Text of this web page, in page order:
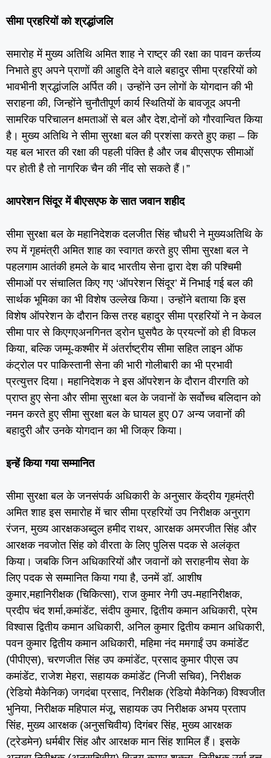
सीमा प्रहरियों को श्रद्धांजलि
समारोह में मुख्य अतिथि अमित शाह ने राष्ट्र की रक्षा का पावन कर्त्तव्य
निभाते हुए अपने प्राणों की आहुति देने वाले बहादुर सीमा प्रहरियों को
भावभीनी श्रद्धांजलि अर्पित की। उन्होंने उन लोगों के योगदान की भी
सराहना की, जिन्होंने चुनौतीपूर्ण कार्य स्थितियों के बावजूद अपनी
सामरिक परिचालन क्षमताओं से बल और देश,दोनों को गौरवान्वित किया
है। मुख्य अतिथि ने सीमा सुरक्षा बल की प्रशंसा करते हुए कहा – कि
यह बल भारत की रक्षा की पहली पंक्ति है और जब बीएसएफ सीमाओं
पर होती है तो नागरिक चैन की नींद सो सकते हैं।”
आपरेशन सिंदूर में बीएसएफ के सात जवान शहीद
सीमा सुरक्षा बल के महानिदेशक दलजीत सिंह चौधरी ने मुख्यअतिथि के
रुप में गृहमंत्री अमित शाह का स्वागत करते हुए सीमा सुरक्षा बल ने
पहलगाम आतंकी हमले के बाद भारतीय सेना द्वारा देश की पश्चिमी
सीमाओं पर संचालित किए गए ‘ऑपरेशन सिंदूर’ में निभाई गई बल की
सार्थक भूमिका का भी विशेष उल्लेख किया। उन्होंने बताया कि इस
विशेष ऑपरेशन के दौरान किस तरह बहादुर सीमा प्रहरियों ने न केवल
सीमा पार से किएगएअनगिनत ड्रोन घुसपैठ के प्रयत्नों को ही विफल
किया, बल्कि जम्मू-कश्मीर में अंतर्राष्ट्रीय सीमा सहित लाइन ऑफ
कंट्रोल पर पाकिस्तानी सेना की भारी गोलीबारी का भी प्रभावी
प्रत्युत्तर दिया। महानिदेशक ने इस ऑपरेशन के दौरान वीरगति को
प्राप्त हुए सेना और सीमा सुरक्षा बल के जवानों के सर्वोच्च बलिदान को
नमन करते हुए सीमा सुरक्षा बल के घायल हुए 07 अन्य जवानों की
बहादुरी और उनके योगदान का भी जिक्र किया।
इन्हें किया गया सम्मानित
सीमा सुरक्षा बल के जनसंपर्क अधिकारी के अनुसार केंद्रीय गृहमंत्री
अमित शाह इस समारोह में चार सीमा प्रहरियों उप निरीक्षक अनुराग
रंजन, मुख्य आरक्षकअब्दुल हमीद राथर, आरक्षक अमरजीत सिंह और
आरक्षक नवजोत सिंह को वीरता के लिए पुलिस पदक से अलंकृत
किया। जबकि जिन अधिकारियों और जवानों को सराहनीय सेवा के
लिए पदक से सम्मानित किया गया है, उनमें डॉ. आशीष
कुमार,महानिरीक्षक (चिकित्सा), राज कुमार नेगी उप-महानिरीक्षक,
प्रदीप चंद शर्मा,कमांडेंट, संदीप कुमार, द्वितीय कमान अधिकारी, प्रेम
विश्वास द्वितीय कमान अधिकारी, अनिल कुमार द्वितीय कमान अधिकारी,
पवन कुमार द्वितीय कमान अधिकारी, महिमा नंद ममगाईं उप कमांडेंट
(पीपीएस), चरणजीत सिंह उप कमांडेंट, प्रसाद कुमार पीएस उप
कमांडेंट, राजेश मेहरा, सहायक कमांडेंट (निजी सचिव), निरीक्षक
(रेडियो मैकेनिक) जगदंबा प्रसाद, निरीक्षक (रेडियो मैकेनिक) विश्वजीत
भुनिया, निरीक्षक महिपाल मंजू, सहायक उप निरीक्षक अभय प्रताप
सिंह, मुख्य आरक्षक (अनुसचिवीय) दिगंबर सिंह, मुख्य आरक्षक
(ट्रेडमेन) धर्मबीर सिंह और आरक्षक मान सिंह शामिल हैं। इसके